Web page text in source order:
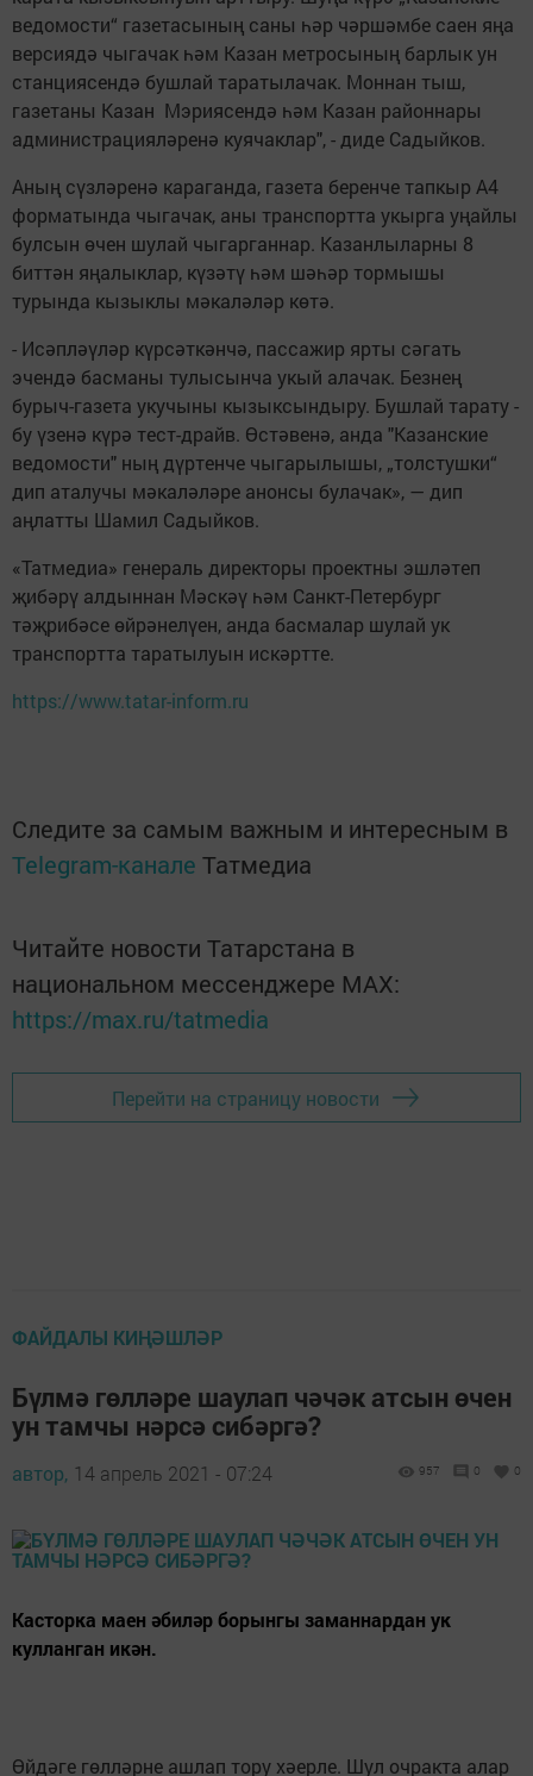
ведомости“ газетасының саны һәр чәршәмбе саен яңа
версиядә чыгачак һәм Казан метросының барлык ун
станциясендә бушлай таратылачак. Моннан тыш,
газетаны Казан Мэриясендә һәм Казан районнары
администрацияләренә куячаклар", - диде Садыйков.
Аның сүзләренә караганда, газета беренче тапкыр А4
форматында чыгачак, аны транспортта укырга уңайлы
булсын өчен шулай чыгарганнар. Казанлыларны 8
биттән яңалыклар, күзәтү һәм шәһәр тормышы
турында кызыклы мәкаләләр көтә.
- Исәпләүләр күрсәткәнчә, пассажир ярты сәгать
эчендә басманы тулысынча укый алачак. Безнең
бурыч-газета укучыны кызыксындыру. Бушлай тарату -
бу үзенә күрә тест-драйв. Өстәвенә, анда "Казанские
ведомости" ның дүртенче чыгарылышы, „толстушки“
дип аталучы мәкаләләре анонсы булачак», — дип
аңлатты Шамил Садыйков.
«Татмедиа» генераль директоры проектны эшләтеп
җибәрү алдыннан Мәскәү һәм Санкт-Петербург
тәҗрибәсе өйрәнелүен, анда басмалар шулай ук
транспортта таратылуын искәртте.
https://www.tatar-inform.ru
Следите за самым важным и интересным в
Telegram-канале Татмедиа
Читайте новости Татарстана в
национальном мессенджере MАХ:
https://max.ru/tatmedia
Перейти на страницу новости
ФАЙДАЛЫ КИҢӘШЛӘР
Бүлмә гөлләре шаулап чәчәк атсын өчен
ун тамчы нәрсә сибәргә?
автор, 14 апрель 2021 - 07:24 957 0 0
Касторка маен әбиләр борынгы заманнардан ук
кулланган икән.
Өйдәге гөлләрне ашлап тору хәерле. Шул очракта алар